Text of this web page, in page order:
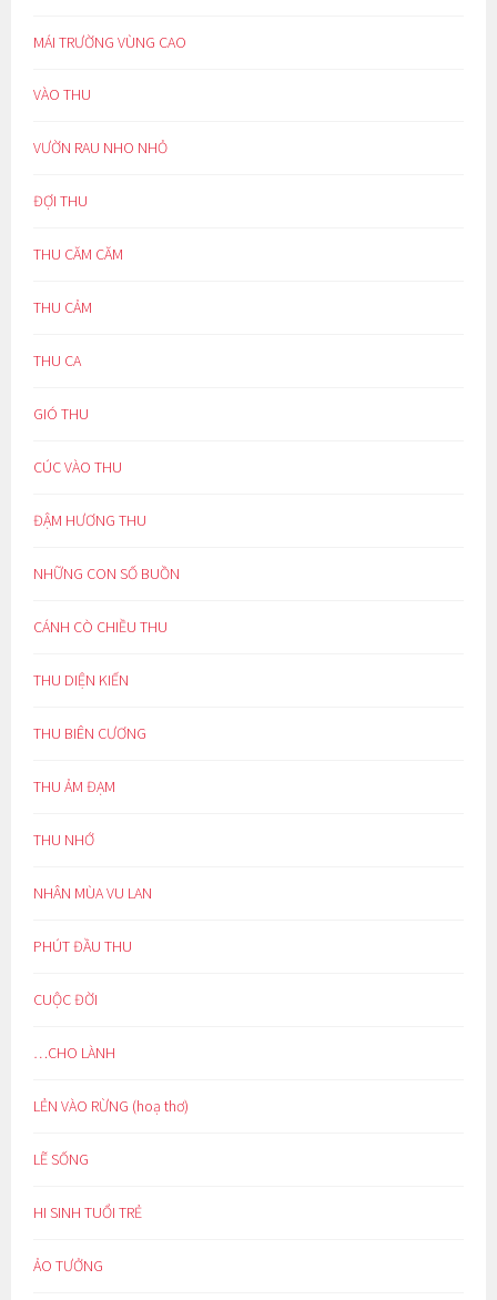
MÁI TRƯỜNG VÙNG CAO
VÀO THU
VƯỜN RAU NHO NHỎ
ĐỢI THU
THU CĂM CĂM
THU CẢM
THU CA
GIÓ THU
CÚC VÀO THU
ĐẬM HƯƠNG THU
NHỮNG CON SỐ BUỒN
CÁNH CÒ CHIỀU THU
THU DIỆN KIẾN
THU BIÊN CƯƠNG
THU ẢM ĐẠM
THU NHỚ
NHÂN MÙA VU LAN
PHÚT ĐẦU THU
CUỘC ĐỜI
…CHO LÀNH
LẺN VÀO RỪNG (hoạ thơ)
LẼ SỐNG
HI SINH TUỔI TRẺ
ẢO TƯỞNG